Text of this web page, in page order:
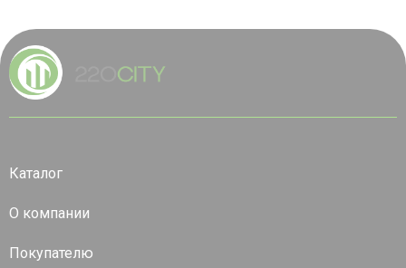
Каталог
О компании
Покупателю